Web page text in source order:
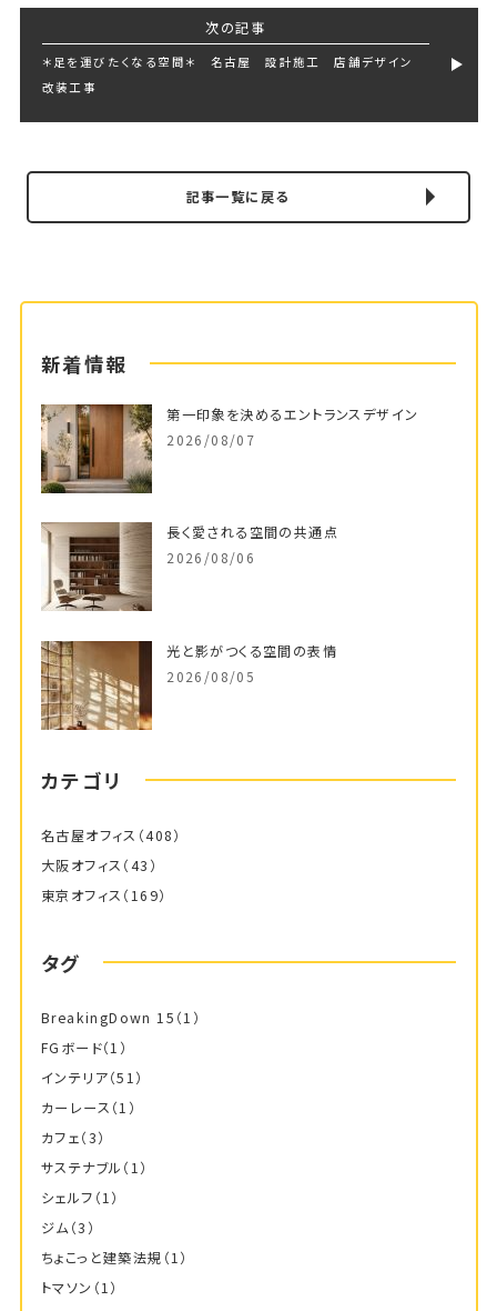
次の記事
＊足を運びたくなる空間＊ 名古屋 設計施工 店舗デザイン
改装工事
記事一覧に戻る
新着情報
第一印象を決めるエントランスデザイン
2026/08/07
長く愛される空間の共通点
2026/08/06
光と影がつくる空間の表情
2026/08/05
カテゴリ
名古屋オフィス （408）
大阪オフィス （43）
東京オフィス （169）
タグ
BreakingDown 15 （1）
FGボード（1）
インテリア（51）
カーレース （1）
カフェ（3）
サステナブル （1）
シェルフ （1）
ジム（3）
ちょこっと建築法規 （1）
トマソン （1）